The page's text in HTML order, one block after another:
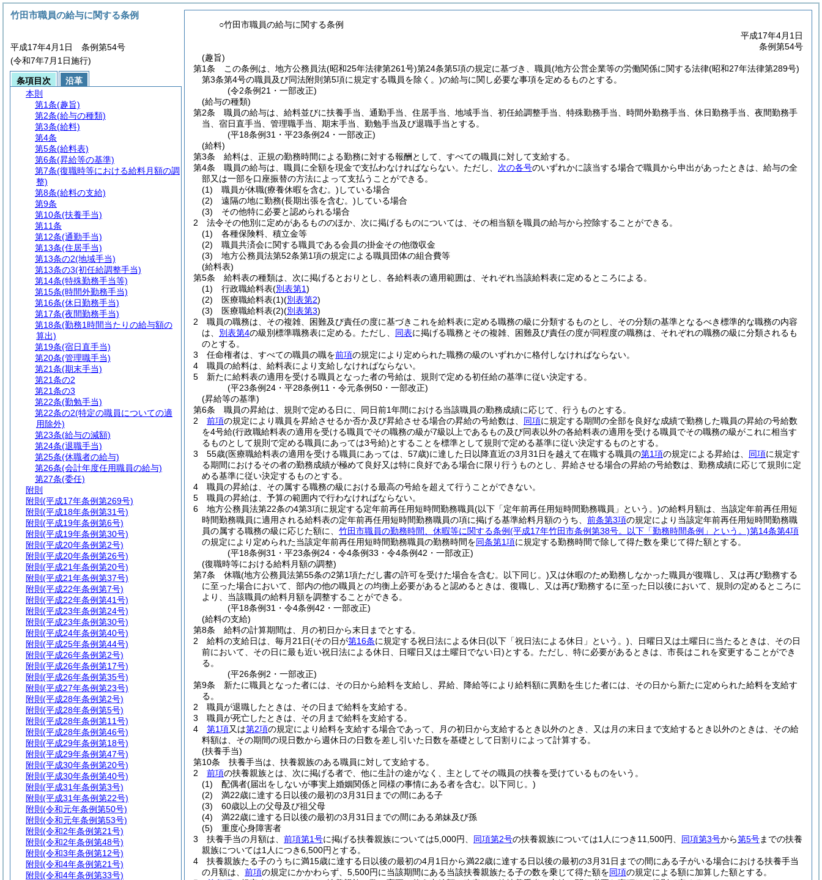
○竹田市職員の給与に関する条例
平成17年4月1日
条例第54号
(趣旨)
第1条
この条例は、地方公務員法(昭和25年法律第261号)第24条第5項の規定に基づき、職員(地方公営企業等の労働関係に関する法律(昭和27年法律第289号)
第3条第4号の職員及び同法附則第5項に規定する職員を除く。)の給与に関し必要な事項を定めるものとする。
(令2条例21・一部改正)
(給与の種類)
第2条
職員の給与は、給料並びに扶養手当、通勤手当、住居手当、地域手当、初任給調整手当、特殊勤務手当、時間外勤務手当、休日勤務手当、夜間勤務手
当、宿日直手当、管理職手当、期末手当、勤勉手当及び退職手当とする。
(平18条例31・平23条例24・一部改正)
(給料)
第3条
給料は、正規の勤務時間による勤務に対する報酬として、すべての職員に対して支給する。
第4条
職員の給与は、職員に全額を現金で支払わなければならない。 ただし、 次の各号のいずれかに該当する場合で職員から申出があったときは、給与の全
部又は一部を口座振替の方法によって支払うことができる。
(1)
職員が休職(療養休暇を含む。) している場合
(2)
遠隔の地に勤務(長期出張を含む。) している場合
(3)
その他特に必要と認められる場合
2
法令その他別に定めがあるもののほか、次に掲げるものについては、その相当額を職員の給与から控除することができる。
(1)
各種保険料、積立金等
(2)
職員共済会に関する職員である会員の掛金その他徴収金
(3)
地方公務員法第52条第1項の規定による職員団体の組合費等
(給料表)
第5条
給料表の種類は、次に掲げるとおりとし、各給料表の適用範囲は、それぞれ当該給料表に定めるところによる。
(1)
行政職給料表(別表第1)
(2)
医療職給料表(1)(別表第2)
(3)
医療職給料表(2)(別表第3)
2
職員の職務は、その複雑、困難及び責任の度に基づきこれを給料表に定める職務の級に分類するものとし、その分類の基準となるべき標準的な職務の内容
は、 別表第4の級別標準職務表に定める。 ただし、 同表に掲げる職務とその複雑、困難及び責任の度が同程度の職務は、それぞれの職務の級に分類されるも
のとする。
3
任命権者は、すべての職員の職を前項の規定により定められた職務の級のいずれかに格付しなければならない。
4
職員の給料は、給料表により支給しなければならない。
5
新たに給料表の適用を受ける職員となった者の号給は、規則で定める初任給の基準に従い決定する。
(平23条例24・平28条例11・令元条例50・一部改正)
(昇給等の基準)
第6条
職員の昇給は、規則で定める日に、同日前1年間における当該職員の勤務成績に応じて、行うものとする。
2
前項の規定により職員を昇給させるか否か及び昇給させる場合の昇給の号給数は、 同項に規定する期間の全部を良好な成績で勤務した職員の昇給の号給数
を4号給(行政職給料表の適用を受ける職員でその職務の級が7級以上であるもの及び同表以外の各給料表の適用を受ける職員でその職務の級がこれに相当す
るものとして規則で定める職員にあっては3号給)とすることを標準として規則で定める基準に従い決定するものとする。
3
55歳(医療職給料表の適用を受ける職員にあっては、57歳)に達した日以降直近の3月31日を越えて在職する職員の第1項の規定による昇給は、 同項に規定す
る期間におけるその者の勤務成績が極めて良好又は特に良好である場合に限り行うものとし、昇給させる場合の昇給の号給数は、勤務成績に応じて規則に定
める基準に従い決定するものとする。
4
職員の昇給は、その属する職務の級における最高の号給を超えて行うことができない。
5
職員の昇給は、予算の範囲内で行わなければならない。
6
地方公務員法第22条の4第3項に規定する定年前再任用短時間勤務職員(以下「定年前再任用短時間勤務職員」という。)の給料月額は、当該定年前再任用短
時間勤務職員に適用される給料表の定年前再任用短時間勤務職員の項に掲げる基準給料月額のうち、 前条第3項の規定により当該定年前再任用短時間勤務職
員の属する職務の級に応じた額に、 竹田市職員の勤務時間、休暇等に関する条例(平成17年竹田市条例第38号。以下「勤務時間条例」という。)第14条第4項
の規定により定められた当該定年前再任用短時間勤務職員の勤務時間を同条第1項に規定する勤務時間で除して得た数を乗じて得た額とする。
(平18条例31・平23条例24・令4条例33・令4条例42・一部改正)
(復職時等における給料月額の調整)
第7条
休職(地方公務員法第55条の2第1項ただし書の許可を受けた場合を含む。以下同じ。)又は休暇のため勤務しなかった職員が復職し、又は再び勤務する
に至った場合において、部内の他の職員との均衡上必要があると認めるときは、復職し、又は再び勤務するに至った日以後において、規則の定めるところに
より、当該職員の給料月額を調整することができる。
(平18条例31・令4条例42・一部改正)
(給料の支給)
第8条
給料の計算期間は、月の初日から末日までとする。
2
給料の支給日は、毎月21日(その日が第16条に規定する祝日法による休日(以下「祝日法による休日」という。) 、日曜日又は土曜日に当たるときは、その日
前において、その日に最も近い祝日法による休日、日曜日又は土曜日でない日)とする。 ただし、特に必要があるときは、市長はこれを変更することができ
る。
(平26条例2・一部改正)
第9条
新たに職員となった者には、その日から給料を支給し、昇給、降給等により給料額に異動を生じた者には、その日から新たに定められた給料を支給す
る。
2
職員が退職したときは、その日まで給料を支給する。
3
職員が死亡したときは、その月まで給料を支給する。
4
第1項又は第2項の規定により給料を支給する場合であって、月の初日から支給するとき以外のとき、又は月の末日まで支給するとき以外のときは、その給
料額は、その期間の現日数から週休日の日数を差し引いた日数を基礎として日割りによって計算する。
(扶養手当)
第10条
扶養手当は、扶養親族のある職員に対して支給する。
2
前項の扶養親族とは、次に掲げる者で、他に生計の途がなく、主としてその職員の扶養を受けているものをいう。
(1)
配偶者(届出をしないが事実上婚姻関係と同様の事情にある者を含む。以下同じ。)
(2)
満22歳に達する日以後の最初の3月31日までの間にある子
(3)
60歳以上の父母及び祖父母
(4)
満22歳に達する日以後の最初の3月31日までの間にある弟妹及び孫
(5)
重度心身障害者
3
扶養手当の月額は、 前項第1号に掲げる扶養親族については5,000円、 同項第2号の扶養親族については1人につき11,500円、 同項第3号から第5号までの扶養
親族については1人につき6,500円とする。
4
扶養親族たる子のうちに満15歳に達する日以後の最初の4月1日から満22歳に達する日以後の最初の3月31日までの間にある子がいる場合における扶養手当
の月額は、 前項の規定にかかわらず、5,500円に当該期間にある当該扶養親族たる子の数を乗じて得た額を同項の規定による額に加算した額とする。
竹田市職員の給与に関する条例
平成17年4月1日 条例第54号
(令和7年7月1日施行)
条項目次
沿革
本則
第1条(趣旨)
第2条(給与の種類)
第3条(給料)
第4条
第5条(給料表)
第6条(昇給等の基準)
第7条(復職時等における給料月額の調
整)
第8条(給料の支給)
第9条
第10条(扶養手当)
第11条
第12条(通勤手当)
第13条(住居手当)
第13条の2(地域手当)
第13条の3(初任給調整手当)
第14条(特殊勤務手当等)
第15条(時間外勤務手当)
第16条(休日勤務手当)
第17条(夜間勤務手当)
第18条(勤務1時間当たりの給与額の
算出)
第19条(宿日直手当)
第20条(管理職手当)
第21条(期末手当)
第21条の2
第21条の3
第22条(勤勉手当)
第22条の2(特定の職員についての適
用除外)
第23条(給与の減額)
第24条(退職手当)
第25条(休職者の給与)
第26条(会計年度任用職員の給与)
第27条(委任)
附則
附則 (平成17年条例第269号)
附則 (平成18年条例第31号)
附則 (平成19年条例第6号)
附則 (平成19年条例第30号)
附則 (平成20年条例第2号)
附則 (平成20年条例第26号)
附則 (平成21年条例第20号)
附則 (平成21年条例第37号)
附則 (平成22年条例第7号)
附則 (平成22年条例第41号)
附則 (平成23年条例第24号)
附則 (平成23年条例第30号)
附則 (平成24年条例第40号)
附則 (平成25年条例第44号)
附則 (平成26年条例第2号)
附則 (平成26年条例第17号)
附則 (平成26年条例第35号)
附則 (平成27年条例第23号)
附則 (平成28年条例第2号)
附則 (平成28年条例第5号)
附則 (平成28年条例第11号)
附則 (平成28年条例第46号)
附則 (平成29年条例第18号)
附則 (平成29年条例第47号)
附則 (平成30年条例第20号)
附則 (平成30年条例第40号)
附則 (平成31年条例第3号)
附則 (平成31年条例第22号)
附則 (令和元年条例第50号)
附則 (令和元年条例第53号)
附則 (令和2年条例第21号)
附則 (令和2年条例第48号)
附則 (令和3年条例第12号)
附則 (令和4年条例第21号)
附則 (令和4年条例第33号)